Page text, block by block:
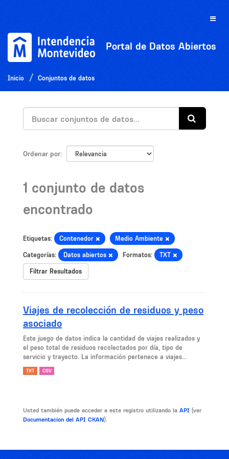
Toggle
Portal de Datos Abiertos
Inicio Conjuntos de datos
Ordenar por
1 conjunto de datos
encontrado
Etiquetas: Contenedor Medio Ambiente
Categorías: Datos abiertos Formatos: TXT
Filtrar Resultados
Viajes de recolección de residuos y peso
asociado
Este juego de datos indica la cantidad de viajes realizados y
el peso total de residuos recolectados por día, tipo de
servicio y trayecto. La información pertenece a viajes...
TXT CSV
Usted también puede acceder a este registro utilizando la API (ver
Documentacion del API CKAN).